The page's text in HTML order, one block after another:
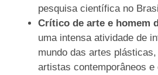
pesquisa científica no
Crítico de arte e homem
uma intensa atividade de
mundo das artes
artistas contemporâneos e